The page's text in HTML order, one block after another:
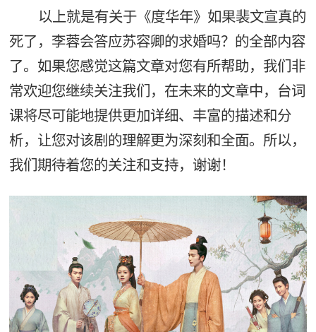
以上就是有关于《度华年》如果裴文宣真的
死了，李蓉会答应苏容卿的求婚吗？的全部内容
了。如果您感觉这篇文章对您有所帮助，我们非
常欢迎您继续关注我们，在未来的文章中，台词
课将尽可能地提供更加详细、丰富的描述和分
析，让您对该剧的理解更为深刻和全面。所以，
我们期待着您的关注和支持，谢谢！